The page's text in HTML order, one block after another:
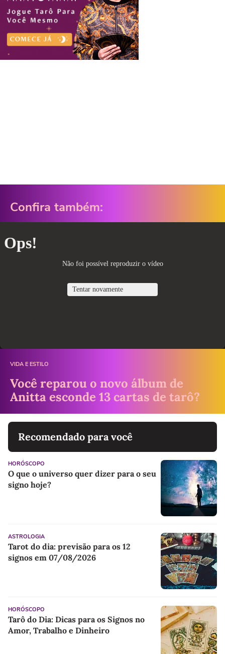
Confira também:
VIDA E ESTILO
Você reparou o novo álbum de
Anitta esconde 13 cartas de tarô?
Recomendado para você
HORÓSCOPO
O que o universo quer dizer para o seu
signo hoje?
ASTROLOGIA
Tarot do dia: previsão para os 12
signos em 07/08/2026
HORÓSCOPO
Tarô do Dia: Dicas para os Signos no
Amor, Trabalho e Dinheiro